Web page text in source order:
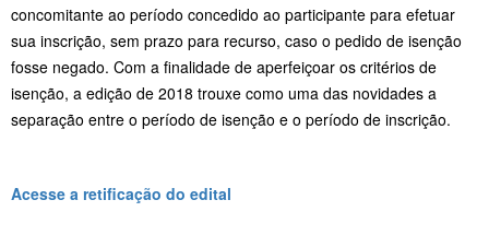
concomitante ao período concedido ao participante para efetuar
sua inscrição, sem prazo para recurso, caso o pedido de isenção
fosse negado. Com a finalidade de aperfeiçoar os critérios de
isenção, a edição de 2018 trouxe como uma das novidades a
separação entre o período de isenção e o período de inscrição.
Acesse a retificação do edital